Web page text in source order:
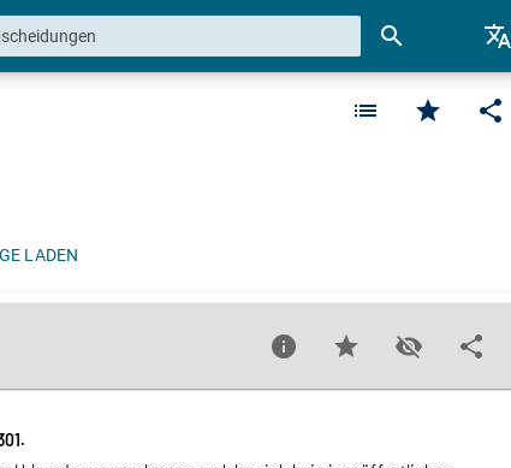
search translate
list star share
LADEN
info star visibility_off share